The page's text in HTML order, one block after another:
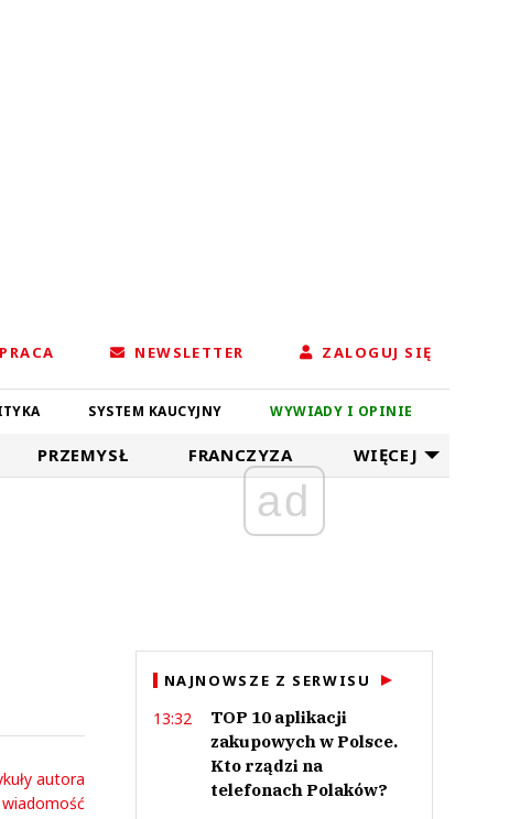
NEWSLETTER ZALOGUJ SIĘ
SYSTEM KAUCYJNY WYWIADY I OPINIE
PRZEMYSŁ FRANCZYZA WIĘCEJ
autora
ad
NAJNOWSZE Z SERWISU
13:32
TOP 10 aplikacji
zakupowych w Polsce.
Kto rządzi na
telefonach Polaków?